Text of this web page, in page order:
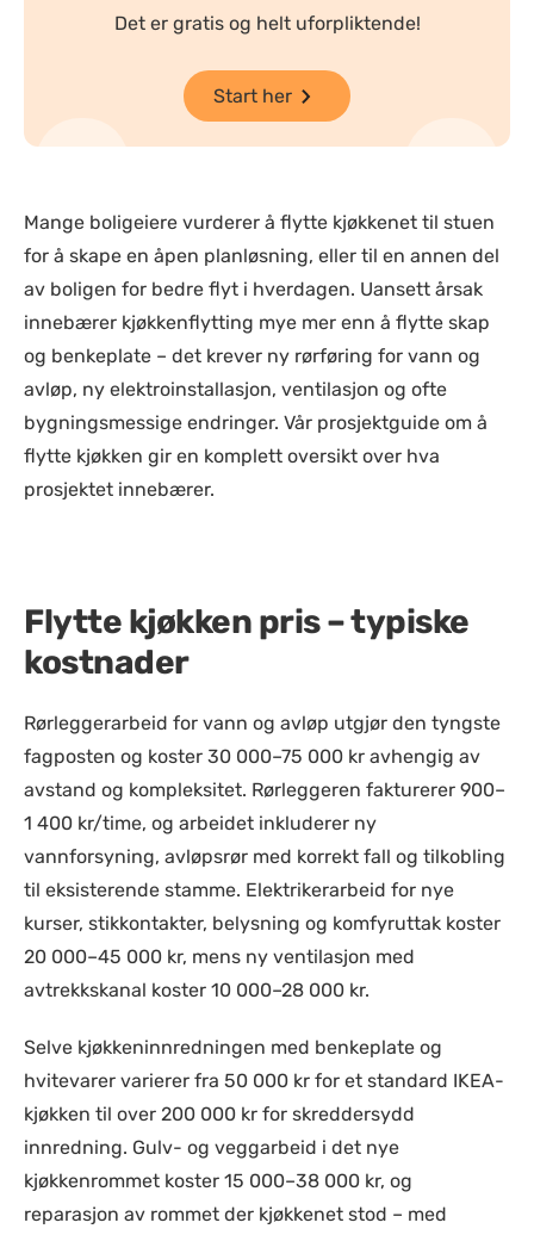
Det er gratis og helt uforpliktende!
Start her
Mange boligeiere vurderer å flytte kjøkkenet til stuen
for å skape en åpen planløsning, eller til en annen del
av boligen for bedre flyt i hverdagen. Uansett årsak
innebærer kjøkkenflytting mye mer enn å flytte skap
og benkeplate – det krever ny rørføring for vann og
avløp, ny elektroinstallasjon, ventilasjon og ofte
bygningsmessige endringer. Vår prosjektguide om å
flytte kjøkken gir en komplett oversikt over hva
prosjektet innebærer.
Flytte kjøkken pris – typiske
kostnader
Rørleggerarbeid for vann og avløp utgjør den tyngste
fagposten og koster 30 000–75 000 kr avhengig av
avstand og kompleksitet. Rørleggeren fakturerer 900–
1 400 kr/time, og arbeidet inkluderer ny
vannforsyning, avløpsrør med korrekt fall og tilkobling
til eksisterende stamme. Elektrikerarbeid for nye
kurser, stikkontakter, belysning og komfyruttak koster
20 000–45 000 kr, mens ny ventilasjon med
avtrekkskanal koster 10 000–28 000 kr.
Selve kjøkkeninnredningen med benkeplate og
hvitevarer varierer fra 50 000 kr for et standard IKEA-
kjøkken til over 200 000 kr for skreddersydd
innredning. Gulv- og veggarbeid i det nye
kjøkkenrommet koster 15 000–38 000 kr, og
reparasjon av rommet der kjøkkenet stod – med